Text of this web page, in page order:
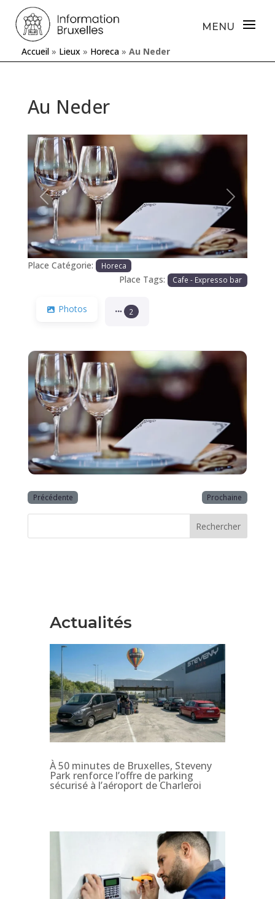
Accueil » Lieux » Horeca » Au Neder
Au Neder
Précédente Prochaine
Place Catégorie: Horeca
Place Tags: Cafe - Expresso bar
Photos 2
Précédente Prochaine
Rechercher
Actualités
À 50 minutes de Bruxelles, Steveny
Park renforce l’offre de parking
sécurisé à l’aéroport de Charleroi